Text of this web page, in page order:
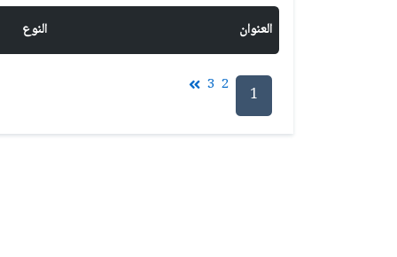
العنوان النوع
1
2
3